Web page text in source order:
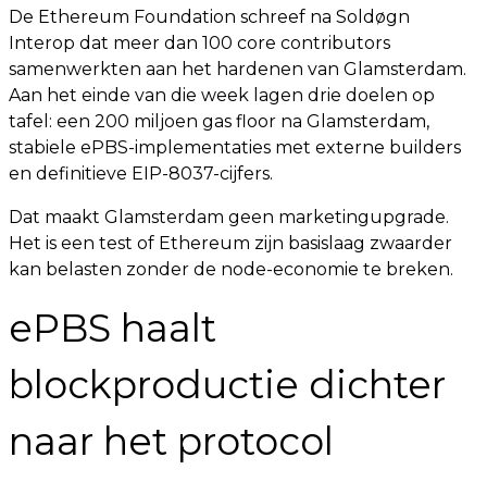
De Ethereum Foundation schreef na Soldøgn
Interop dat meer dan 100 core contributors
samenwerkten aan het hardenen van Glamsterdam.
Aan het einde van die week lagen drie doelen op
tafel: een 200 miljoen gas floor na Glamsterdam,
stabiele ePBS-implementaties met externe builders
en definitieve EIP-8037-cijfers.
Dat maakt Glamsterdam geen marketingupgrade.
Het is een test of Ethereum zijn basislaag zwaarder
kan belasten zonder de node-economie te breken.
ePBS haalt
blockproductie dichter
naar het protocol